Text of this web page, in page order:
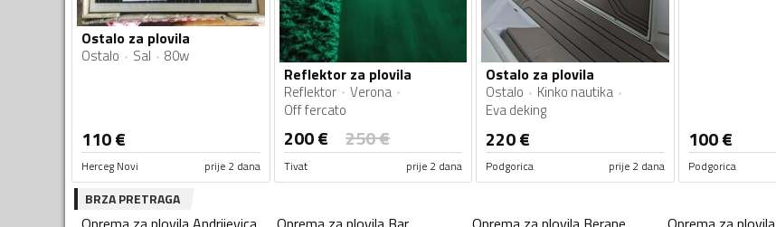
Ostalo za plovila
Ostalo Sal 80w
110€
Herceg Novi prije 2 dana
Reflektor za plovila
Reflektor
Verona
Off fercato
200€ 250€
Tivat prije 2 dana
Ostalo za plovila
Ostalo
Kinko nautika
Eva deking
220€
Podgorica prije 2 dana
100€
Podgorica
BRZA PRETRAGA